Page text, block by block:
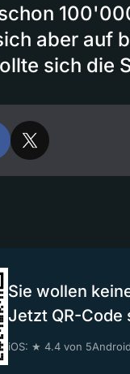
aber auf
sich die
Sie wollen
Jetzt QR-Code
iOS: ★ 4.4 von 5